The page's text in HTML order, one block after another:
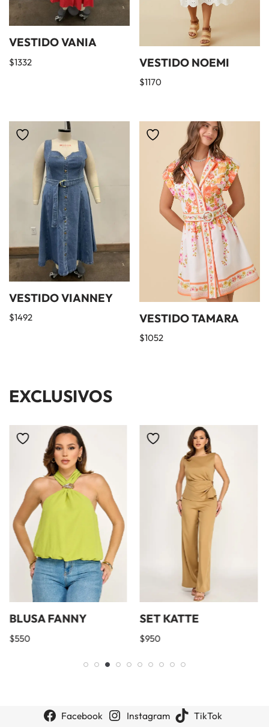
VESTIDO VANIA
$1332 VESTIDO NOEMI
$1170
VESTIDO VIANNEY
$1492 VESTIDO TAMARA
$1052
EXCLUSIVOS
BLUSA FANNY
$550
SET KATTE
$950
Facebook Instagram TikTok